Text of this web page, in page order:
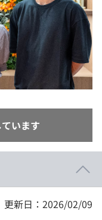
います
更新日：2026/02/09